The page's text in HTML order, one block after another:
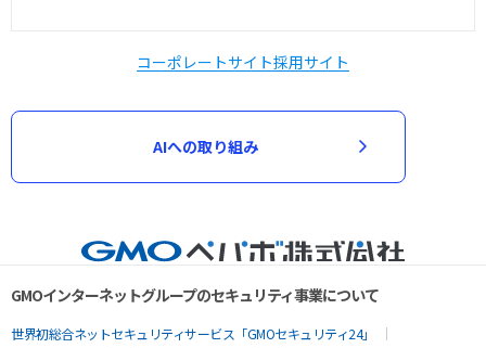
コーポレートサイト採用サイト
AIへの取り組み
GMOインターネットグループのセキュリティ事業について
世界初総合ネットセキュリティサービス「GMOセキュリティ24」